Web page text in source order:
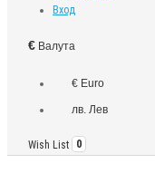
Вход
€ Валута
€ Euro
лв. Лев
Wish List 0